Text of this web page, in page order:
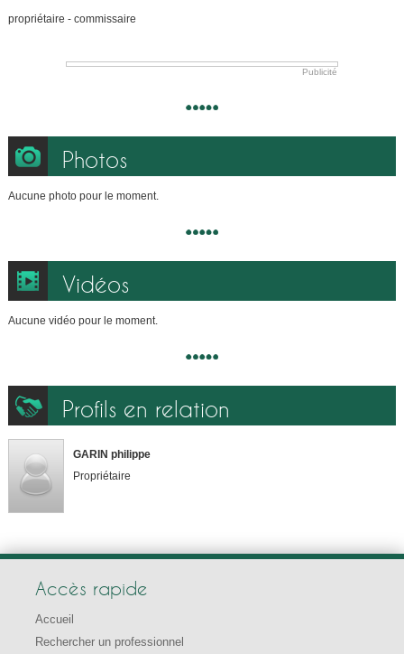
propriétaire - commissaire
Publicité
Photos
Aucune photo pour le moment.
Vidéos
Aucune vidéo pour le moment.
Profils en relation
GARIN philippe
Propriétaire
Accès rapide
Accueil
Rechercher un professionnel